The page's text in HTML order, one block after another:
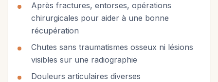
Après fractures, entorses, opérations
chirurgicales pour aider à une bonne
récupération
Chutes sans traumatismes osseux ni lésions
visibles sur une radiographie
Douleurs articulaires diverses